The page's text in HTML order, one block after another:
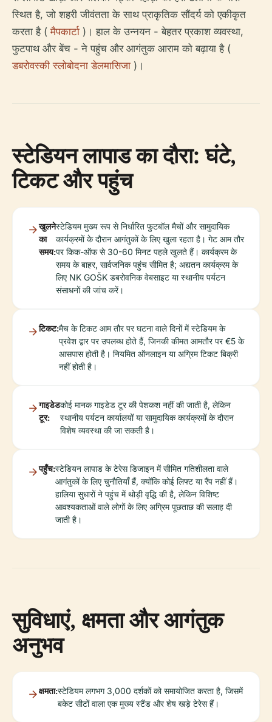
स्थित है, जो शहरी जीवंतता के साथ प्राकृतिक सौंदर्य को एकीकृत
करता है (मैपकार्टा )। हाल के उन्नयन - बेहतर प्रकाश व्यवस्था,
फुटपाथ और बेंच - ने पहुंच और आगंतुक आराम को बढ़ाया है (
डबरोवस्की स्लोबोदना डेलमासिजा )।
स्टेडियन लापाड का दौरा: घंटे,
टिकट और पहुंच
खुलने
का
समय:
स्टेडियम मुख्य रूप से निर्धारित फुटबॉल मैचों और सामुदायिक
कार्यक्रमों के दौरान आगंतुकों के लिए खुला रहता है। गेट आम तौर
पर किक-ऑफ से 30-60 मिनट पहले खुलते हैं। कार्यक्रम के
समय के बाहर, सार्वजनिक पहुंच सीमित है; अद्यतन कार्यक्रम के
लिए NK GOŠK डबरोवनिक वेबसाइट या स्थानीय पर्यटन
संसाधनों की जांच करें।
टिकट:मैच के टिकट आम तौर पर घटना वाले दिनों में स्टेडियम के
प्रवेश द्वार पर उपलब्ध होते हैं, जिनकी कीमत आमतौर पर €5 के
आसपास होती है। नियमित ऑनलाइन या अग्रिम टिकट बिक्री
नहीं होती है।
गाइडेड
टूर:
कोई मानक गाइडेड टूर की पेशकश नहीं की जाती है, लेकिन
स्थानीय पर्यटन कार्यालयों या सामुदायिक कार्यक्रमों के दौरान
विशेष व्यवस्था की जा सकती है।
पहुँच:स्टेडियन लापाड के टेरेस डिजाइन में सीमित गतिशीलता वाले
आगंतुकों के लिए चुनौतियाँ हैं, क्योंकि कोई लिफ्ट या रैंप नहीं हैं।
हालिया सुधारों ने पहुंच में थोड़ी वृद्धि की है, लेकिन विशिष्ट
आवश्यकताओं वाले लोगों के लिए अग्रिम पूछताछ की सलाह दी
जाती है।
सुविधाएं, क्षमता और आगंतुक
अनुभव
क्षमता:स्टेडियम लगभग 3,000 दर्शकों को समायोजित करता है, जिसमें
बकेट सीटों वाला एक मुख्य स्टैंड और शेष खड़े टेरेस हैं।